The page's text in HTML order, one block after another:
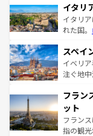
イタリ
イタリ
れた国。
ろん、
景など
ピザや
ませて
なお、
しい。
スペイ
イベリ
注ぐ地
文化が
れる闘
る。首
アート
フラン
ット
フラン
指の観